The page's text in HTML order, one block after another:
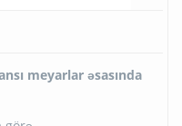
meyarlar əsasında